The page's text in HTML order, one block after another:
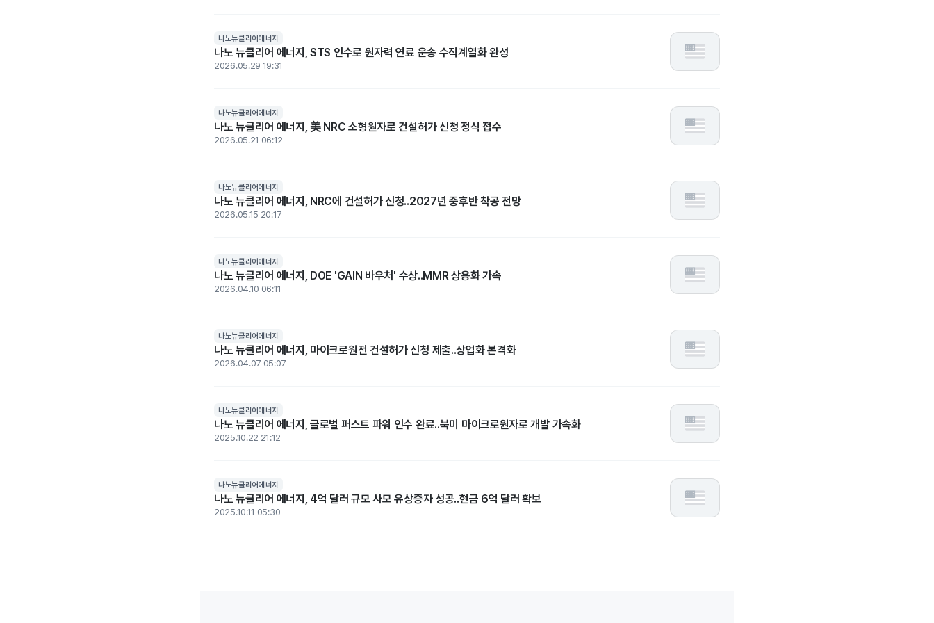
나노뉴클리어에너지
나노 뉴클리어 에너지, STS 인수로 원자력 연료 운송 수직계열화 완성
2026.05.29 19:31
나노뉴클리어에너지
나노 뉴클리어 에너지, 美 NRC 소형원자로 건설허가 신청 정식 접수
2026.05.21 06:12
나노뉴클리어에너지
나노 뉴클리어 에너지, NRC에 건설허가 신청..2027년 중후반 착공 전망
2026.05.15 20:17
나노뉴클리어에너지
나노 뉴클리어 에너지, DOE 'GAIN 바우처' 수상..MMR 상용화 가속
2026.04.10 06:11
나노뉴클리어에너지
나노 뉴클리어 에너지, 마이크로원전 건설허가 신청 제출..상업화 본격화
2026.04.07 05:07
나노뉴클리어에너지
나노 뉴클리어 에너지, 글로벌 퍼스트 파워 인수 완료..북미 마이크로원자로 개발 가속화
2025.10.22 21:12
나노뉴클리어에너지
나노 뉴클리어 에너지, 4억 달러 규모 사모 유상증자 성공..현금 6억 달러 확보
2025.10.11 05:30